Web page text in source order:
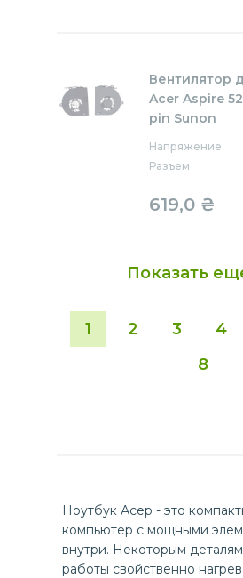
Вентилятор
Acer Aspire
pin Sunon
Напряжение
Разъем
619,0 ₴
Показать
1 2 3 4
8
Ноутбук Асер - это
компьютер с мощными
внутри. Некоторым
работы свойственно